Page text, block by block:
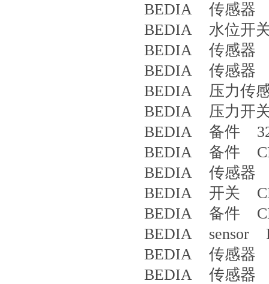
BEDIA 传感器
BEDIA 水位开
BEDIA 传感器
BEDIA 传感器
BEDIA 压力传
BEDIA 压力开
BEDIA 备件
BEDIA 备件
BEDIA 传感器
BEDIA 开关
BEDIA 备件
BEDIA sensor
BEDIA 传感器
BEDIA 传感器